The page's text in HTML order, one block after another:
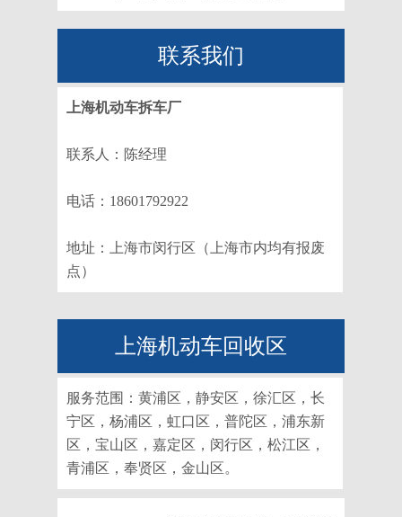
联系我们
上海机动车拆车厂
联系人：陈经理
电话：18601792922
地址：上海市闵行区（上海市内均有报废
点）
上海机动车回收区
服务范围：黄浦区，静安区，徐汇区，长
宁区，杨浦区，虹口区，普陀区，浦东新
区，宝山区，嘉定区，闵行区，松江区，
青浦区，奉贤区，金山区。